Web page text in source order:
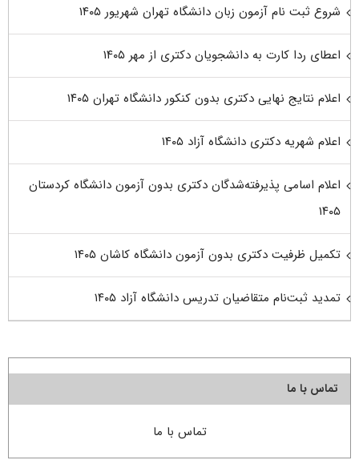
شروع ثبت نام آزمون زبان دانشگاه تهران شهریور ۱۴۰۵
اعطای ردا کارت به دانشجویان دکتری از مهر ۱۴۰۵
اعلام نتایج نهایی دکتری بدون کنکور دانشگاه تهران ۱۴۰۵
اعلام شهریه دکتری دانشگاه آزاد ۱۴۰۵
اعلام اسامی پذیرفته‌شدگان دکتری بدون آزمون دانشگاه کردستان
۱۴۰۵
تکمیل ظرفیت دکتری بدون آزمون دانشگاه کاشان ۱۴۰۵
تمدید ثبت‌نام متقاضیان تدریس دانشگاه آزاد ۱۴۰۵
تماس با ما
تماس با ما